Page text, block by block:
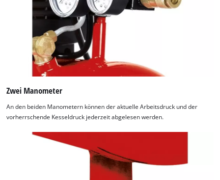
Zwei Manometer
An den beiden Manometern können der aktuelle Arbeitsdruck und der
vorherrschende Kesseldruck jederzeit abgelesen werden.